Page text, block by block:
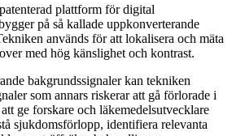
plattform för digital
på så kallade uppkonverterande
används för att lokalisera och mäta
med hög känslighet och kontrast.
bakgrundssignaler kan tekniken
som annars riskerar att gå förlorade i
ge forskare och läkemedelsutvecklare
sjukdomsförlopp, identifiera relevanta